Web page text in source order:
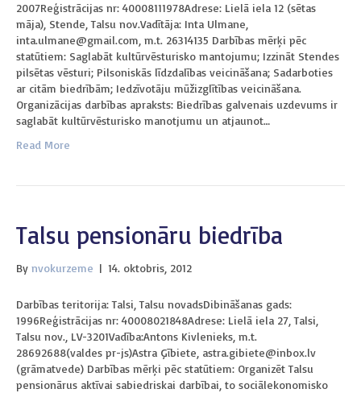
2007Reģistrācijas nr: 40008111978Adrese: Lielā iela 12 (sētas
māja), Stende, Talsu nov.Vadītāja: Inta Ulmane,
inta.ulmane@gmail.com, m.t. 26314135 Darbības mērķi pēc
statūtiem: Saglabāt kultūrvēsturisko mantojumu; Izzināt Stendes
pilsētas vēsturi; Pilsoniskās līdzdalības veicināšana; Sadarboties
ar citām biedrībām; Iedzīvotāju mūžizglītības veicināšana.
Organizācijas darbības apraksts: Biedrības galvenais uzdevums ir
saglabāt kultūrvēsturisko manotjumu un atjaunot…
Read More
Talsu pensionāru biedrība
By nvokurzeme | 14. oktobris, 2012
Darbības teritorija: Talsi, Talsu novadsDibināšanas gads:
1996Reģistrācijas nr: 40008021848Adrese: Lielā iela 27, Talsi,
Talsu nov., LV-3201Vadība:Antons Kivlenieks, m.t.
28692688(valdes pr-js)Astra Ģībiete, astra.gibiete@inbox.lv
(grāmatvede) Darbības mērķi pēc statūtiem: Organizēt Talsu
pensionārus aktīvai sabiedriskai darbībai, to sociālekonomisko